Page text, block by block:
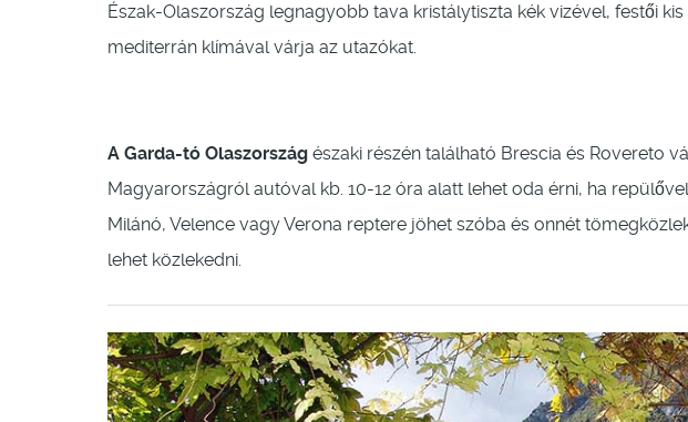
Észak-Olaszország legnagyobb tava kristálytiszta kék vizével, festői
mediterrán klímával várja az utazókat.
A Garda-tó Olaszország északi részén található Brescia és Rovereto
Magyarországról autóval kb. 10-12 óra alatt lehet oda érni, ha
Milánó, Velence vagy Verona reptere jöhet szóba és onnét
lehet közlekedni.